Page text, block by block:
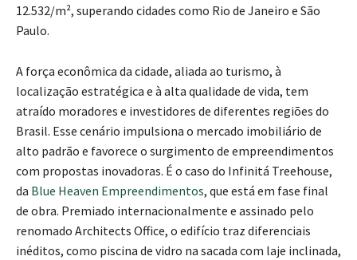
12.532/m², superando cidades como Rio de Janeiro e São
Paulo.
A força econômica da cidade, aliada ao turismo, à
localização estratégica e à alta qualidade de vida, tem
atraído moradores e investidores de diferentes regiões do
Brasil. Esse cenário impulsiona o mercado imobiliário de
alto padrão e favorece o surgimento de empreendimentos
com propostas inovadoras. É o caso do Infinitá Treehouse,
da Blue Heaven Empreendimentos , que está em fase final
de obra. Premiado internacionalmente e assinado pelo
renomado Architects Office, o edifício traz diferenciais
inéditos, como piscina de vidro na sacada com laje inclinada,